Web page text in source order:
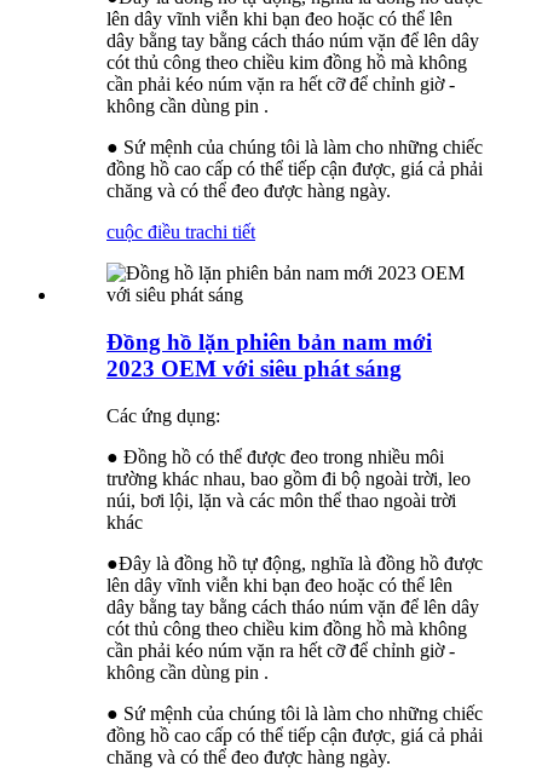
lên dây vĩnh viễn khi bạn đeo hoặc có thể lên
dây bằng tay bằng cách tháo núm vặn để lên dây
cót thủ công theo chiều kim đồng hồ mà không
cần phải kéo núm vặn ra hết cỡ để chỉnh giờ -
không cần dùng pin .
● Sứ mệnh của chúng tôi là làm cho những chiếc
đồng hồ cao cấp có thể tiếp cận được, giá cả phải
chăng và có thể đeo được hàng ngày.
cuộc điều trachi tiết
Đồng hồ lặn phiên bản nam mới
2023 OEM với siêu phát sáng
Các ứng dụng:
● Đồng hồ có thể được đeo trong nhiều môi
trường khác nhau, bao gồm đi bộ ngoài trời, leo
núi, bơi lội, lặn và các môn thể thao ngoài trời
khác
●Đây là đồng hồ tự động, nghĩa là đồng hồ được
lên dây vĩnh viễn khi bạn đeo hoặc có thể lên
dây bằng tay bằng cách tháo núm vặn để lên dây
cót thủ công theo chiều kim đồng hồ mà không
cần phải kéo núm vặn ra hết cỡ để chỉnh giờ -
không cần dùng pin .
● Sứ mệnh của chúng tôi là làm cho những chiếc
đồng hồ cao cấp có thể tiếp cận được, giá cả phải
chăng và có thể đeo được hàng ngày.